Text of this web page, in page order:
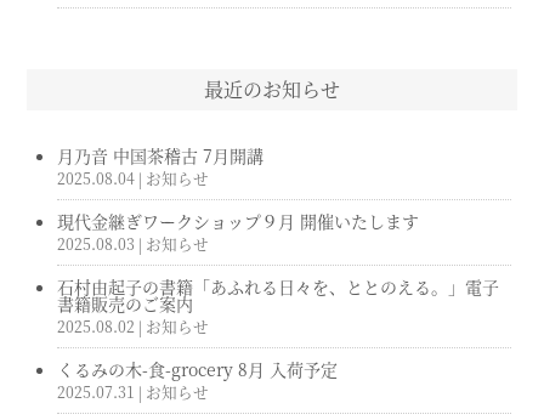
最近のお知らせ
月乃音 中国茶稽古 7月開講
2025.08.04 | お知らせ
現代金継ぎワークショップ９月 開催いたします
2025.08.03 | お知らせ
石村由起子の書籍「あふれる日々を、ととのえる。」電子
書籍販売のご案内
2025.08.02 | お知らせ
くるみの木-食-grocery 8月 入荷予定
2025.07.31 | お知らせ